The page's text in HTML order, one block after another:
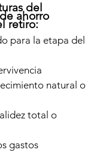
del
ahorro
retiro:
para la etapa del
natural o
total o
gastos